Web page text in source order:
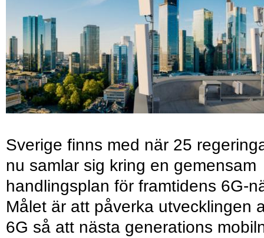
Sverige finns med när 25
nu samlar sig kring en gemensam
handlingsplan för framtidens 6G-
Målet är att påverka utvecklingen
6G så att nästa generations